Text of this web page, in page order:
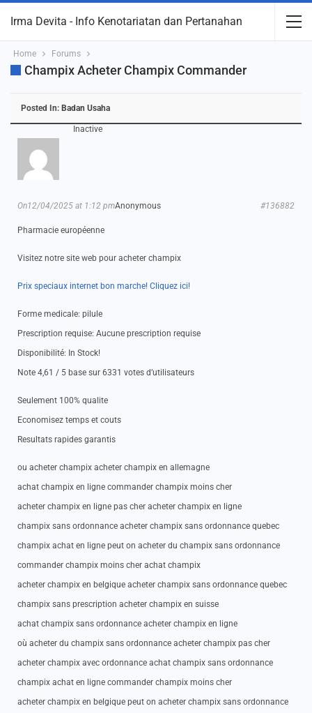
Irma Devita - Info Kenotariatan dan Pertanahan
Home Forums
Champix Acheter Champix Commander
Posted In: Badan Usaha
Inactive
Anonymous
On12/04/2025 at 1:12 pm #136882
Pharmacie européenne
Visitez notre site web pour acheter champix
Prix speciaux internet bon marche! Cliquez ici!
Forme medicale: pilule
Prescription requise: Aucune prescription requise
Disponibilité: In Stock!
Note 4,61 / 5 base sur 6331 votes d’utilisateurs
Seulement 100% qualite
Economisez temps et couts
Resultats rapides garantis
ou acheter champix acheter champix en allemagne
achat champix en ligne commander champix moins cher
acheter champix en ligne pas cher acheter champix en ligne
champix sans ordonnance acheter champix sans ordonnance quebec
champix achat en ligne peut on acheter du champix sans ordonnance
commander champix moins cher achat champix
acheter champix en belgique acheter champix sans ordonnance quebec
champix sans prescription acheter champix en suisse
achat champix sans ordonnance acheter champix en ligne
où acheter du champix sans ordonnance acheter champix pas cher
acheter champix avec ordonnance achat champix sans ordonnance
champix achat en ligne commander champix moins cher
acheter champix en belgique peut on acheter champix sans ordonnance